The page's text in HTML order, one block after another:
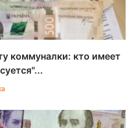
коммуналки: кто имеет